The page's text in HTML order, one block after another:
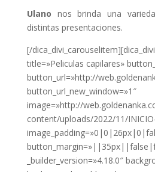
Ulano nos brinda una
distintas presentaciones.
[/
title=»Peliculas capilares»
button_url=»http://
button_url_new_window=»1″
image=»http://
content/uploads/2022/11/
_builder_version=»4.18.0″